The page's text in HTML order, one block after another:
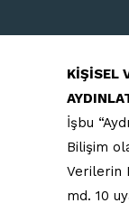
KİŞİSEL
İşbu
Bilişim
Verilerin
md. 10